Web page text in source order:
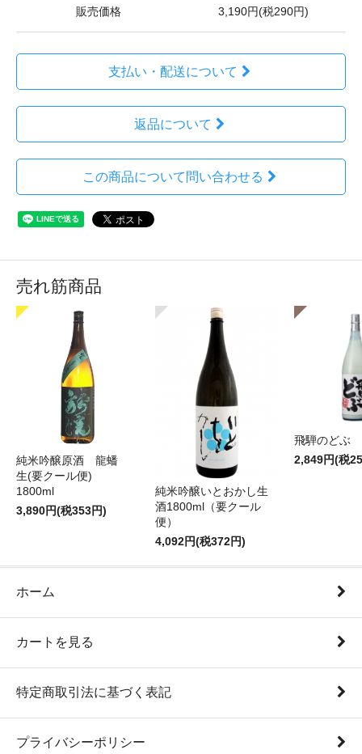
販売価格 3,190円(税290円)
支払い・配送について
返品について
この商品について問い合わせる
売れ筋商品
純米吟醸原酒 龍蟠
生(要クール便)
1800ml
3,890円(税353円)
純米吟醸いとおかし生
酒1800ml（要クール
便）
4,092円(税372円)
飛騨のどぶ
2,849円(税
ホーム
カートを見る
特定商取引法に基づく表記
プライバシーポリシー